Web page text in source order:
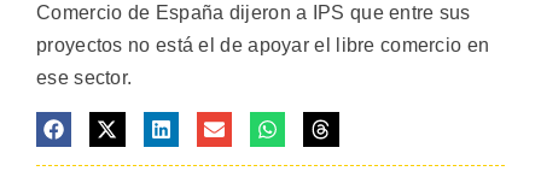
Comercio de España dijeron a IPS que entre sus
proyectos no está el de apoyar el libre comercio en
ese sector.